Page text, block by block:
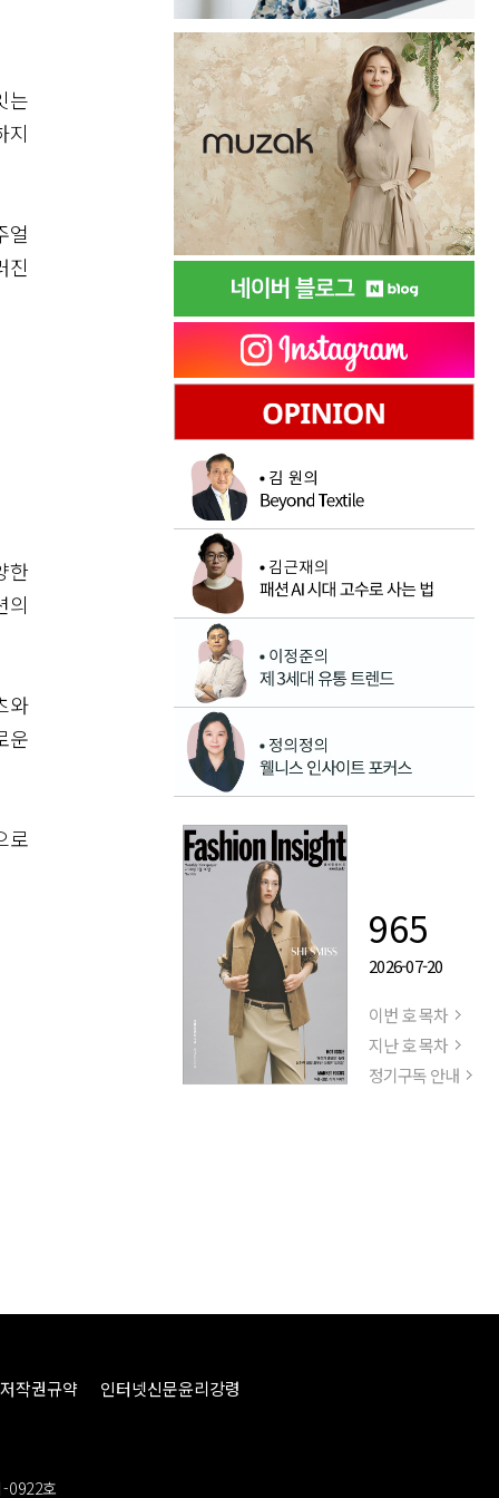
는
얼
진
한
의
와
운
로
965
2026-07-20
이번 호 목차
지난 호 목차
정기구독 안내
저작권규약 인터넷신문윤리강령
0922호